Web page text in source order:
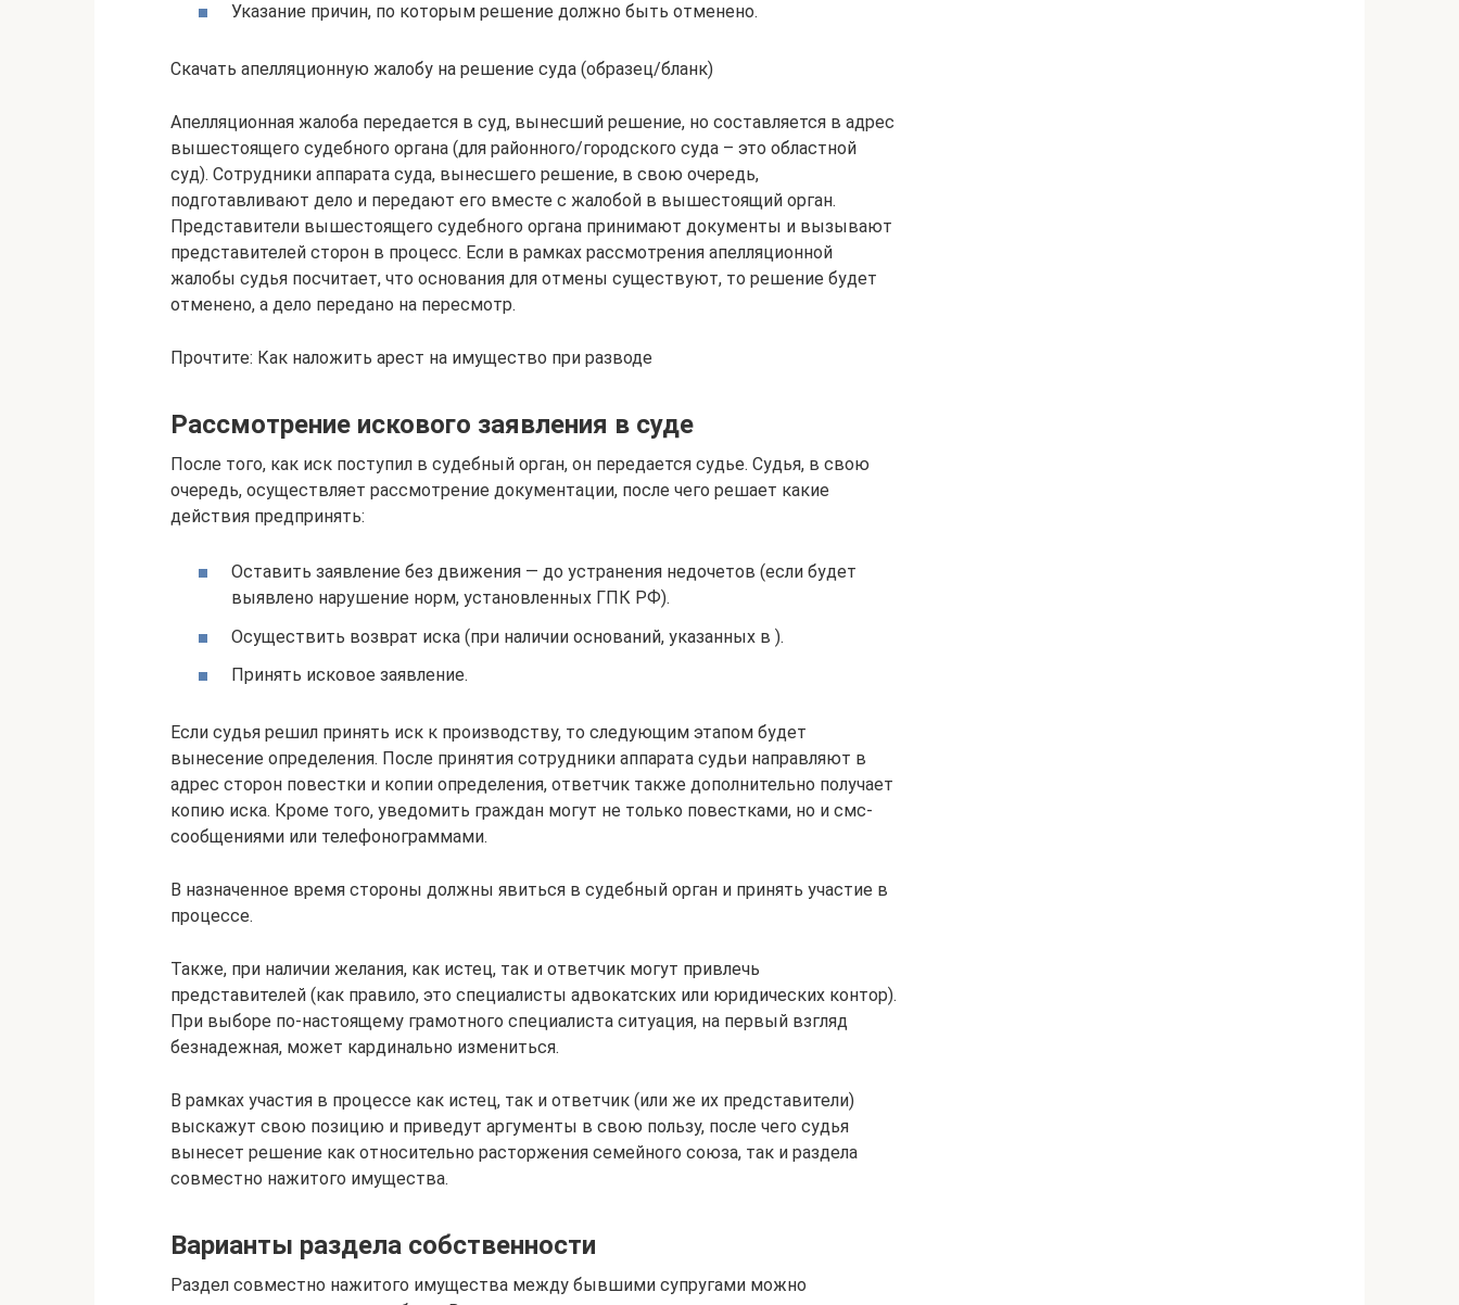
Указание причин, по которым решение должно быть отменено.
Скачать апелляционную жалобу на решение суда (образец/бланк)
Апелляционная жалоба передается в суд, вынесший решение, но составляется в адрес
вышестоящего судебного органа (для районного/городского суда – это областной
суд). Сотрудники аппарата суда, вынесшего решение, в свою очередь,
подготавливают дело и передают его вместе с жалобой в вышестоящий орган.
Представители вышестоящего судебного органа принимают документы и вызывают
представителей сторон в процесс. Если в рамках рассмотрения апелляционной
жалобы судья посчитает, что основания для отмены существуют, то решение будет
отменено, а дело передано на пересмотр.
Прочтите: Как наложить арест на имущество при разводе
Рассмотрение искового заявления в суде
После того, как иск поступил в судебный орган, он передается судье. Судья, в свою
очередь, осуществляет рассмотрение документации, после чего решает какие
действия предпринять:
Оставить заявление без движения — до устранения недочетов (если будет
выявлено нарушение норм, установленных ГПК РФ).
Осуществить возврат иска (при наличии оснований, указанных в ).
Принять исковое заявление.
Если судья решил принять иск к производству, то следующим этапом будет
вынесение определения. После принятия сотрудники аппарата судьи направляют в
адрес сторон повестки и копии определения, ответчик также дополнительно получает
копию иска. Кроме того, уведомить граждан могут не только повестками, но и смс-
сообщениями или телефонограммами.
В назначенное время стороны должны явиться в судебный орган и принять участие в
процессе.
Также, при наличии желания, как истец, так и ответчик могут привлечь
представителей (как правило, это специалисты адвокатских или юридических контор).
При выборе по-настоящему грамотного специалиста ситуация, на первый взгляд
безнадежная, может кардинально измениться.
В рамках участия в процессе как истец, так и ответчик (или же их представители)
выскажут свою позицию и приведут аргументы в свою пользу, после чего судья
вынесет решение как относительно расторжения семейного союза, так и раздела
совместно нажитого имущества.
Варианты раздела собственности
Раздел совместно нажитого имущества между бывшими супругами можно